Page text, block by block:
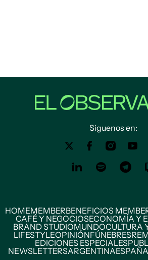
Siguenos en:
HOMEMEMBERBENEFICIOS
CAFÉ Y NEGOCIOSECONOMÍA Y
BRAND STUDIOMUNDOCULTURA
LIFESTYLEOPINIÓNFÚNEBRES
EDICIONES ESPECIALES
NEWSLETTERSARGENTINAESPAÑA